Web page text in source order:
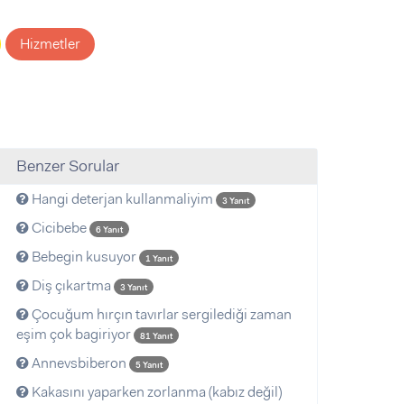
Hizmetler
Benzer Sorular
Hangi deterjan kullanmaliyim 3 Yanıt
Cicibebe 6 Yanıt
Bebegin kusuyor 1 Yanıt
Diş çıkartma 3 Yanıt
Çocuğum hırçın tavırlar sergilediği zaman
eşim çok bagiriyor
81 Yanıt
Annevsbiberon 5 Yanıt
Kakasını yaparken zorlanma (kabız değil)